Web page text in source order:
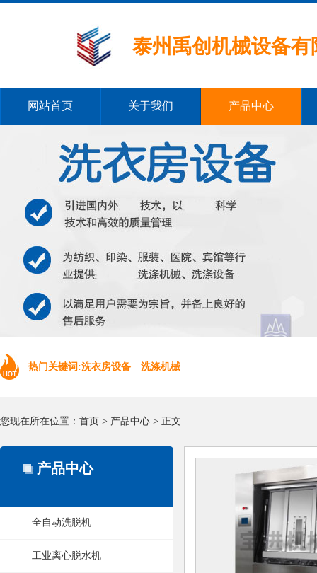
泰州禹创机械设备有
网站首页 关于我们 产品中心
热门关键词:洗衣房设备 洗涤机械
您现在所在位置： 首页 > 产品中心 > 正文
产品中心
全自动洗脱机
工业离心脱水机